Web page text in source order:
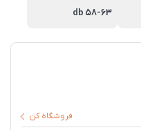
58-63 db
فروشگاه کن